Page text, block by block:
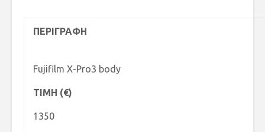
ΠΕΡΙΓΡΑΦΗ
Fujifilm X-Pro3 body
TIMH (€)
1350